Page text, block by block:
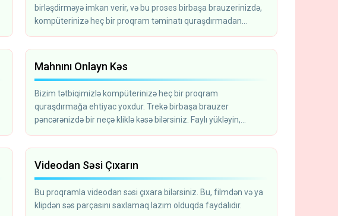
birləşdirməyə imkan verir, və bu proses birbaşa brauzerinizdə,
kompüterinizə heç bir proqram təminatı quraşdırmadan
Mahnını Onlayn Kəs
Bizim tətbiqimizlə kompüterinizə heç bir proqram
quraşdırmağa ehtiyac yoxdur. Trekə birbaşa brauzer
pəncərənizdə bir neçə kliklə kəsə bilərsiniz. Faylı yükləyin,
Videodan Səsi Çıxarın
Bu proqramla videodan səsi çıxara bilərsiniz. Bu, filmdən və ya
klipdən səs parçasını saxlamaq lazım olduqda faydalıdır.